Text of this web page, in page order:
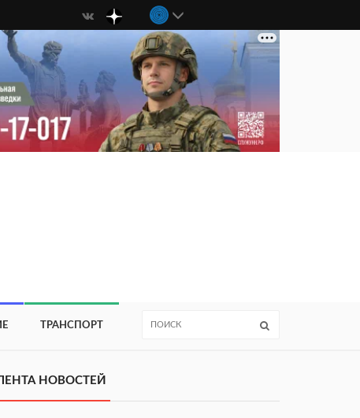
ТРАНСПОРТ
НОВОСТЕЙ